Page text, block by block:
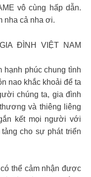
vô cùng hấp dẫn.
nha cả nha ơi.
ĐÌNH VIỆT NAM
hạnh phúc chung tình
nao khắc khoải để ta
chúng ta, gia đình
và thiêng liêng
kết mọi người với
cho sự phát triển
thể cảm nhận được